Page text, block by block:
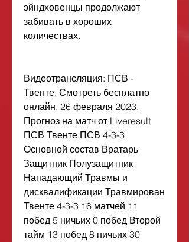
эйндховенцы продолжают
забивать в хороших
количествах.
Видеотрансляция: ПСВ -
Твенте. Смотреть бесплатно
онлайн. 26 февраля 2023.
Прогноз на матч от Liveresult
ПСВ Твенте ПСВ 4-3-3
Основной состав Вратарь
Защитник Полузащитник
Нападающий Травмы и
дисквалификации Травмирован
Твенте 4-3-3 16 матчей 11
побед 5 ничьих 0 побед Второй
тайм 13 побед 8 ничьих 30